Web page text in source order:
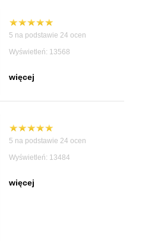
5 na podstawie 24 ocen
Wyświetleń: 13568
więcej
5 na podstawie 24 ocen
Wyświetleń: 13484
więcej